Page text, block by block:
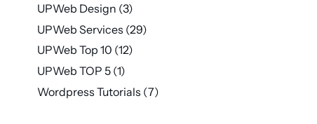
UPWeb Design (3)
UPWeb Services (29)
UPWeb Top 10 (12)
UPWeb TOP 5(1)
Wordpress Tutorials (7)